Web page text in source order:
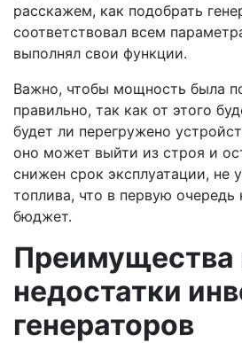
расскажем, как подобрать
соответствовал всем
выполнял свои функции.
Важно, чтобы мощность была
правильно, так как от этого
будет ли перегружено
оно может выйти из строя и
снижен срок эксплуатации, не
топлива, что в первую очередь
бюджет.
Преимущества
недостатки
генераторов